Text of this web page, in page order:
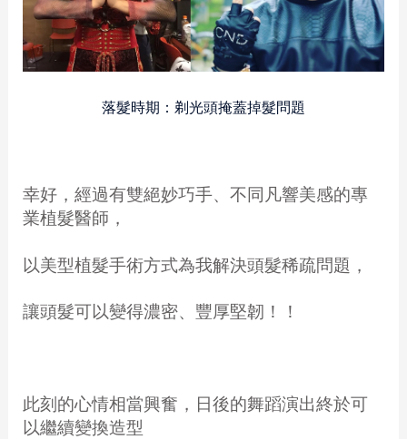
落髮時期：剃光頭掩蓋掉髮問題
幸好，經過有雙絕妙巧手、不同凡響美感的專
業植髮醫師，
以美型植髮手術方式為我解決頭髮稀疏問題，
讓頭髮可以變得濃密、豐厚堅韌！！
此刻的心情相當興奮，日後的舞蹈演出終於可
以繼續變換造型